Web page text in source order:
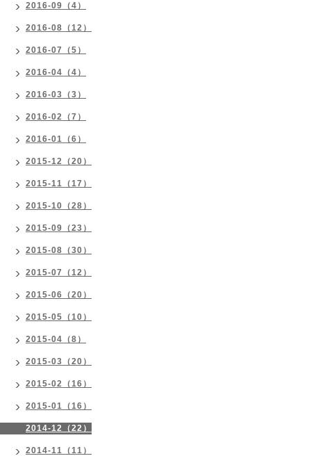
2016-09（4）
2016-08（12）
2016-07（5）
2016-04（4）
2016-03（3）
2016-02（7）
2016-01（6）
2015-12（20）
2015-11（17）
2015-10（28）
2015-09（23）
2015-08（30）
2015-07（12）
2015-06（20）
2015-05（10）
2015-04（8）
2015-03（20）
2015-02（16）
2015-01（16）
2014-12（22）
2014-11（11）